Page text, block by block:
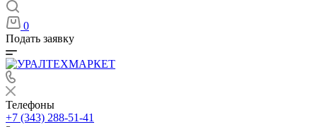
0
Подать заявку
Телефоны
+7 (343) 288-51-41